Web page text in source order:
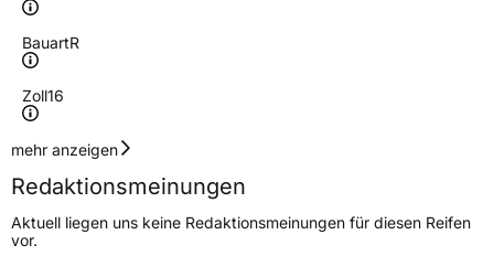
BauartR
Zoll16
Geschwindigkeitsindex
Höchstgeschwindigkeit
210 km/h
Lastindex102
mehr anzeigen
Redaktionsmeinungen
Aktuell liegen uns keine Redaktionsmeinungen für diesen Reifen
vor.